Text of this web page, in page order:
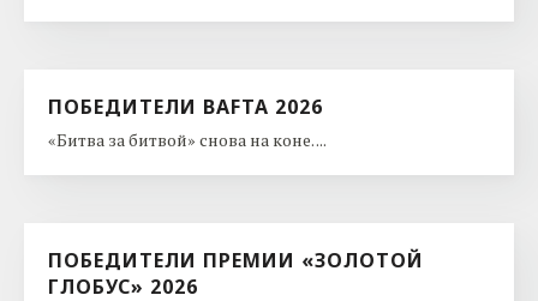
ПОБЕДИТЕЛИ BAFTA 2026
«Битва за битвой» снова на коне. ...
ПОБЕДИТЕЛИ ПРЕМИИ «ЗОЛОТОЙ
ГЛОБУС» 2026